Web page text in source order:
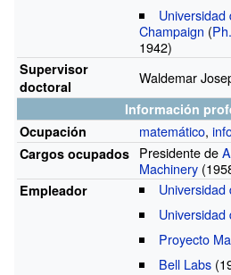
Universidad
Champaign (
1942)
Supervisor
doctoral
Waldemar
Información
Ocupación
matemático,
Cargos ocupados Presidente de
Machinery
Empleador Universidad
Universidad
Proyecto
Bell Labs